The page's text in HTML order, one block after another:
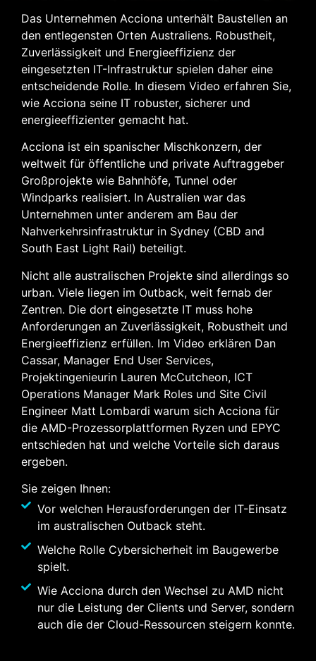
Das Unternehmen Acciona unterhält Baustellen an
den entlegensten Orten Australiens. Robustheit,
Zuverlässigkeit und Energieeffizienz der
eingesetzten IT-Infrastruktur spielen daher eine
entscheidende Rolle. In diesem Video erfahren Sie,
wie Acciona seine IT robuster, sicherer und
energieeffizienter gemacht hat.
Acciona ist ein spanischer Mischkonzern, der
weltweit für öffentliche und private Auftraggeber
Großprojekte wie Bahnhöfe, Tunnel oder
Windparks realisiert. In Australien war das
Unternehmen unter anderem am Bau der
Nahverkehrsinfrastruktur in Sydney (CBD and
South East Light Rail) beteiligt.
Nicht alle australischen Projekte sind allerdings so
urban. Viele liegen im Outback, weit fernab der
Zentren. Die dort eingesetzte IT muss hohe
Anforderungen an Zuverlässigkeit, Robustheit und
Energieeffizienz erfüllen. Im Video erklären Dan
Cassar, Manager End User Services,
Projektingenieurin Lauren McCutcheon, ICT
Operations Manager Mark Roles und Site Civil
Engineer Matt Lombardi warum sich Acciona für
die AMD-Prozessorplattformen Ryzen und EPYC
entschieden hat und welche Vorteile sich daraus
ergeben.
Sie zeigen Ihnen:
Vor welchen Herausforderungen der IT-Einsatz
im australischen Outback steht.
Welche Rolle Cybersicherheit im Baugewerbe
spielt.
Wie Acciona durch den Wechsel zu AMD nicht
nur die Leistung der Clients und Server, sondern
auch die der Cloud-Ressourcen steigern konnte.